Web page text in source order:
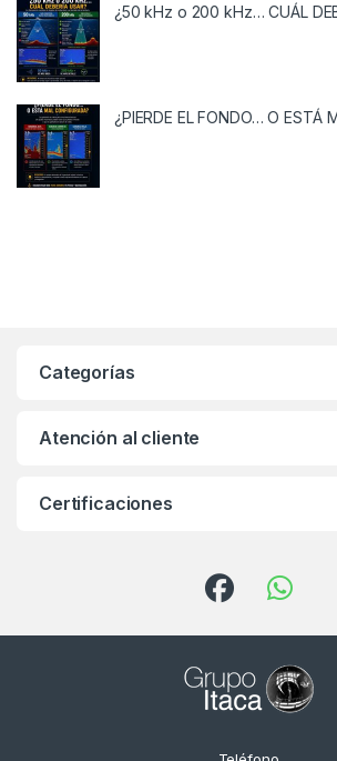
¿50 kHz o 200 kHz… CUÁL
¿PIERDE EL FONDO… O ESTÁ
Categorías
Atención al cliente
Certificaciones